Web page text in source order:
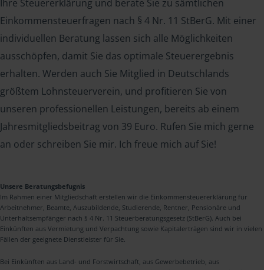
Ihre Steuererklärung und berate Sie zu sämtlichen
Einkommensteuerfragen nach § 4 Nr. 11 StBerG. Mit einer
individuellen Beratung lassen sich alle Möglichkeiten
ausschöpfen, damit Sie das optimale Steuerergebnis
erhalten. Werden auch Sie Mitglied in Deutschlands
größtem Lohnsteuerverein, und profitieren Sie von
unseren professionellen Leistungen, bereits ab einem
Jahresmitgliedsbeitrag von 39 Euro. Rufen Sie mich gerne
an oder schreiben Sie mir. Ich freue mich auf Sie!
Unsere Beratungsbefugnis
Im Rahmen einer Mitgliedschaft erstellen wir die Einkommensteuererklärung für
Arbeitnehmer, Beamte, Auszubildende, Studierende, Rentner, Pensionäre und
Unterhaltsempfänger nach § 4 Nr. 11 Steuerberatungsgesetz (StBerG). Auch bei
Einkünften aus Vermietung und Verpachtung sowie Kapitalerträgen sind wir in vielen
Fällen der geeignete Dienstleister für Sie.
Bei Einkünften aus Land- und Forstwirtschaft, aus Gewerbebetrieb, aus